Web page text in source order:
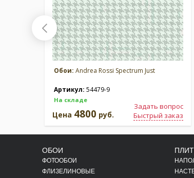
Обои: Andrea Rossi Spectrum Just
Артикул: 54479-9
На складе
Задать вопрос
Быстрый заказ
Цена 4800 руб.
ОБОИ
ФОТООБОИ
ФЛИЗЕЛИНОВЫЕ